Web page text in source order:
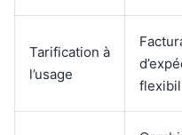
Tarification à
l’usage